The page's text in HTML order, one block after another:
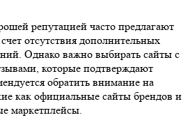
репутацией часто предлагают
отсутствия дополнительных
Однако важно выбирать сайты с
которые подтверждают
обратить внимание на
как официальные сайты брендов и
маркетплейсы.